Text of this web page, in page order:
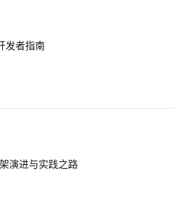
Linux编译ijkplayer的
key
类型的数据、Activity为
发者指南
演进与实践之路